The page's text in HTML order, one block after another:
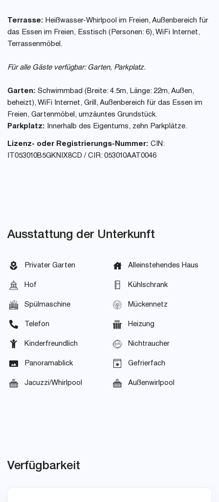
Terrasse: Heißwasser-Whirlpool im Freien, Außenbereich für
das Essen im Freien, Esstisch (Personen: 6), WiFi Internet,
Terrassenmöbel.
Für alle Gäste verfügbar: Garten, Parkplatz.
Garten: Schwimmbad (Breite: 4.5m, Länge: 22m, Außen,
beheizt), WiFi Internet, Grill, Außenbereich für das Essen im
Freien, Gartenmöbel, umzäuntes Grundstück.
Parkplatz: Innerhalb des Eigentums, zehn Parkplätze.
Lizenz- oder Registrierungs-Nummer: CIN:
IT053010B5GKNIX8CD / CIR: 053010AAT0046
Ausstattung der Unterkunft
Privater Garten Alleinstehendes Haus
Hof Kühlschrank
Spülmaschine Mückennetz
Telefon Heizung
Kinderfreundlich Nichtraucher
Panoramablick Gefrierfach
Jacuzzi/Whirlpool Außenwirlpool
Verfügbarkeit